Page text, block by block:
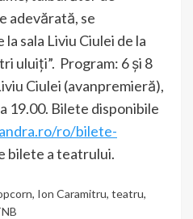
adevărată, se
sala Liviu Ciulei de la
uluiți”. Program: 6 și 8
Ciulei (avanpremieră),
19.00. Bilete disponibile
ro/bilete-
bilete a teatrului.
, Ion Caramitru, teatru,